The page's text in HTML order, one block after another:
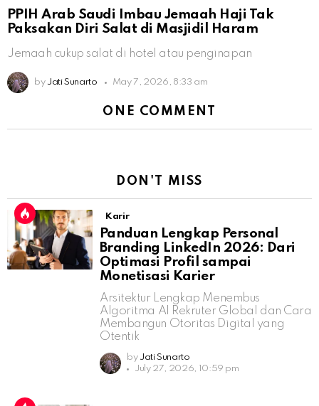
PPIH Arab Saudi Imbau Jemaah Haji Tak
Paksakan Diri Salat di Masjidil Haram
Jemaah cukup salat di hotel atau penginapan
by Jati Sunarto May 7, 2026, 8:33 am
ONE COMMENT
DON'T MISS
Karir
Panduan Lengkap Personal
Branding LinkedIn 2026: Dari
Optimasi Profil sampai
Monetisasi Karier
Arsitektur Lengkap Menembus
Algoritma AI Rekruter Global dan Cara
Membangun Otoritas Digital yang
Otentik
by Jati Sunarto
July 27, 2026, 10:59 pm